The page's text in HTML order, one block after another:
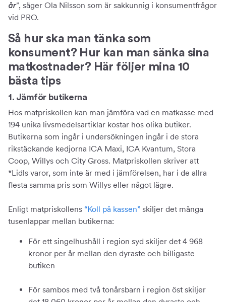
år”, säger Ola Nilsson som är sakkunnig i konsumentfrågor
vid PRO.
Så hur ska man tänka som
konsument? Hur kan man sänka sina
matkostnader? Här följer mina 10
bästa tips
1. Jämför butikerna
Hos matpriskollen kan man jämföra vad en matkasse med
194 unika livsmedelsartiklar kostar hos olika butiker.
Butikerna som ingår i undersökningen ingår i de stora
rikstäckande kedjorna ICA Maxi, ICA Kvantum, Stora
Coop, Willys och City Gross. Matpriskollen skriver att
*Lidls varor, som inte är med i jämförelsen, har i de allra
flesta samma pris som Willys eller något lägre.
Enligt matpriskollens “Koll på kassen” skiljer det många
tusenlappar mellan butikerna:
För ett singelhushåll i region syd skiljer det 4 968
kronor per år mellan den dyraste och billigaste
butiken
För sambos med två tonårsbarn i region öst skiljer